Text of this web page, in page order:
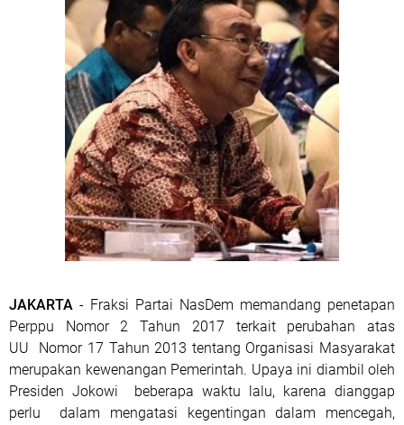
JAKARTA - Fraksi Partai NasDem memandang penetapan
Perppu Nomor 2 Tahun 2017 terkait perubahan atas
UU Nomor 17 Tahun 2013 tentang Organisasi Masyarakat
merupakan kewenangan Pemerintah. Upaya ini diambil oleh
Presiden Jokowi beberapa waktu lalu, karena dianggap
perlu dalam mengatasi kegentingan dalam mencegah,